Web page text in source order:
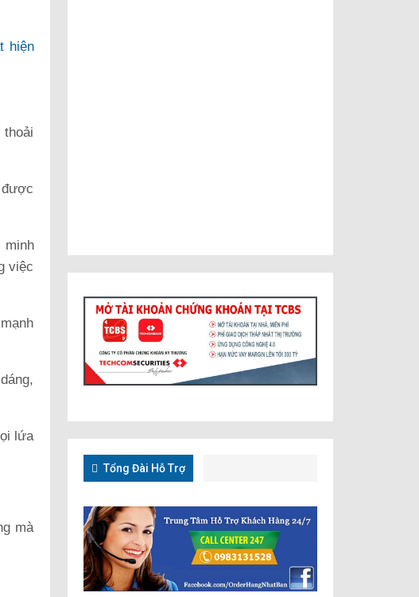
hiện
được
minh
việc
lứa
mà
Tổng Đài Hỗ Trợ